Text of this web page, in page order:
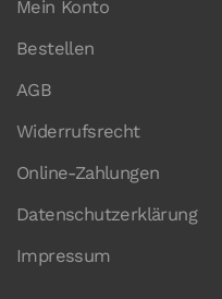
Mein Konto
Bestellen
AGB
Widerrufsrecht
Online-Zahlungen
Datenschutzerklärung
Impressum